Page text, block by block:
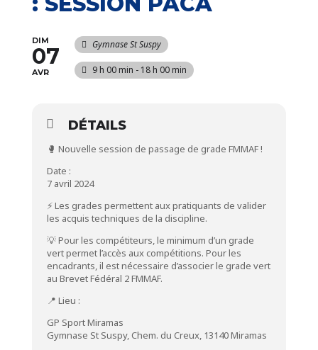
DIM
07
AVR
Gymnase St Suspy
9 h 00 min - 18 h 00 min
DÉTAILS
🥊 Nouvelle session de passage de grade FMMAF !
Date :
7 avril 2024
⚡ Les grades permettent aux pratiquants de valider
les acquis techniques de la discipline.
💡 Pour les compétiteurs, le minimum d’un grade
vert permet l’accès aux compétitions. Pour les
encadrants, il est nécessaire d’associer le grade vert
au Brevet Fédéral 2 FMMAF.
📍 Lieu :
GP Sport Miramas
Gymnase St Suspy, Chem. du Creux, 13140 Miramas